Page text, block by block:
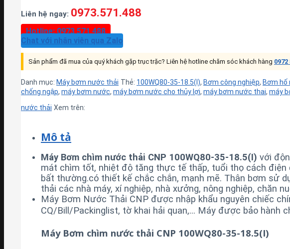
Liên hệ ngay: 0973.571.488
Hotline: 0973 571 488
Chat với nhân viên qua Zalo
Sản phẩm đã mua của quý khách gặp trục trặc? Liên hệ hotline chăm sóc khách hàng 0972
Danh mục: Máy bơm nước thải Thẻ: 100WQ80-35-18.5(I), Bơm công nghiệp, Bơm hố
chống ngập, máy bơm nước, máy bơm nước cho thủy lợi, máy bơm nước thai, máy
nước thải Xem trên:
Mô tả
Máy Bơm chìm nước thải CNP 100WQ80-35-18.5(I) với
mát chìm tốt, nhiệt độ tăng thực tế thấp, tuổi thọ cách
bất thường.có thiết kế chắc chắn, mạnh mẽ. Thân bơm sử
thải các nhà máy, xí nghiệp, nhà xưởng, nông nghiệp, chăn
Máy Bơm Nước Thải CNP được nhập khẩu nguyên chiếc
CQ/Bill/Packinglist, tờ khai hải quan,… Máy được bảo hành
Máy Bơm chìm nước thải CNP 100WQ80-35-18.5(I)